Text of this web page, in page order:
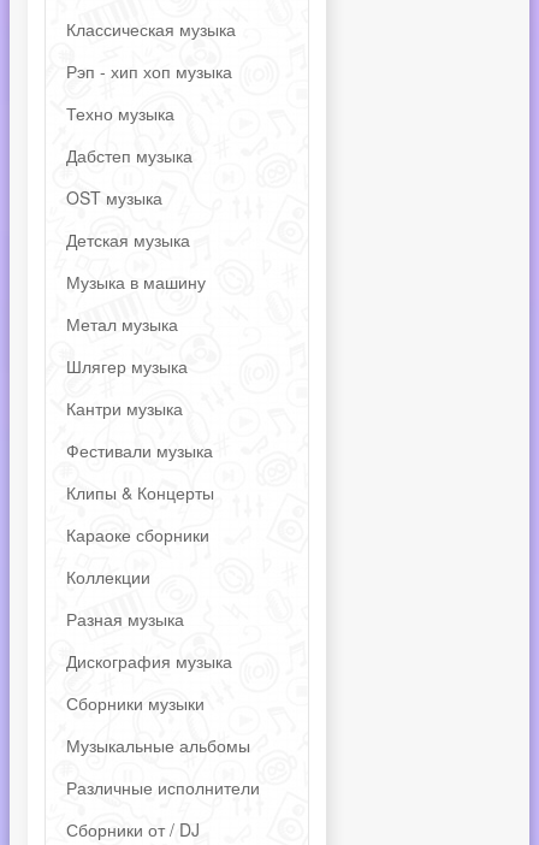
Классическая музыка
Рэп - хип хоп музыка
Техно музыка
Дабстеп музыка
OST музыка
Детская музыка
Музыка в машину
Метал музыка
Шлягер музыка
Кантри музыка
Фестивали музыка
Клипы & Концерты
Караоке сборники
Коллекции
Разная музыка
Дискография музыка
Сборники музыки
Музыкальные альбомы
Различные исполнители
Сборники от / DJ